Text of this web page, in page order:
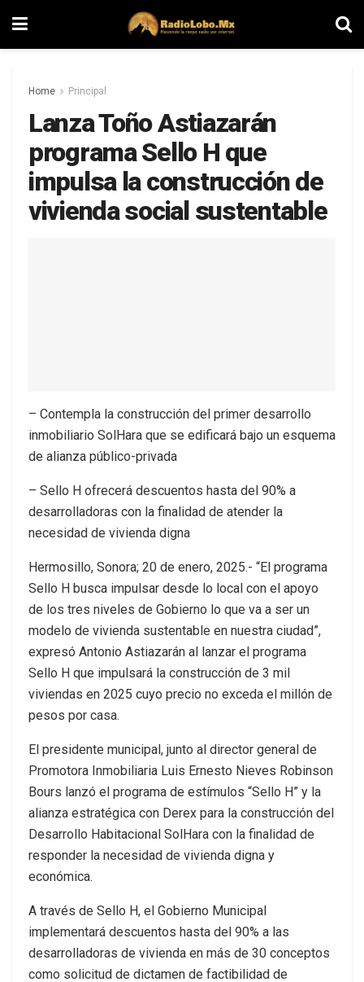
Home Principal
Lanza Toño Astiazarán
programa Sello H que
impulsa la construcción de
vivienda social sustentable
– Contempla la construcción del primer desarrollo
inmobiliario SolHara que se edificará bajo un esquema
de alianza público-privada
– Sello H ofrecerá descuentos hasta del 90% a
desarrolladoras con la finalidad de atender la
necesidad de vivienda digna
Hermosillo, Sonora; 20 de enero, 2025.- “El programa
Sello H busca impulsar desde lo local con el apoyo
de los tres niveles de Gobierno lo que va a ser un
modelo de vivienda sustentable en nuestra ciudad”,
expresó Antonio Astiazarán al lanzar el programa
Sello H que impulsará la construcción de 3 mil
viviendas en 2025 cuyo precio no exceda el millón de
pesos por casa.
El presidente municipal, junto al director general de
Promotora Inmobiliaria Luis Ernesto Nieves Robinson
Bours lanzó el programa de estímulos “Sello H” y la
alianza estratégica con Derex para la construcción del
Desarrollo Habitacional SolHara con la finalidad de
responder la necesidad de vivienda digna y
económica.
A través de Sello H, el Gobierno Municipal
implementará descuentos hasta del 90% a las
desarrolladoras de vivienda en más de 30 conceptos
como solicitud de dictamen de factibilidad de